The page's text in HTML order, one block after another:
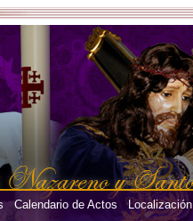
Calendario de Actos Localización